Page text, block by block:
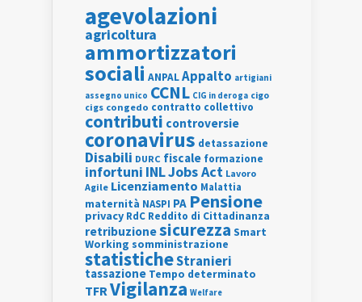
agevolazioni
agricoltura
ammortizzatori
sociali ANPALAppalto artigiani
assegno unico CCNL CIG in deroga cigo
cigs congedo contratto collettivo
contributi controversie
coronavirus detassazione
Disabili DURC fiscale formazione
infortuni INLJobs Act Lavoro
Agile Licenziamento Malattia
maternità NASPI PA Pensione
privacy RdC Reddito di Cittadinanza
retribuzionesicurezza Smart
Working somministrazione
statisticheStranieri
tassazione Tempo determinato
TFRVigilanza Welfare